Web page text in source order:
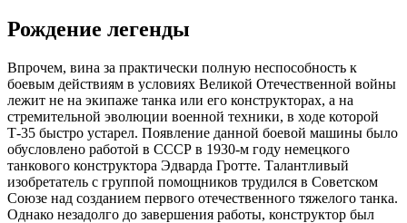
Рождение легенды
Впрочем, вина за практически полную неспособность к
боевым действиям в условиях Великой Отечественной войны
лежит не на экипаже танка или его конструкторах, а на
стремительной эволюции военной техники, в ходе которой
Т-35 быстро устарел. Появление данной боевой машины было
обусловлено работой в СССР в 1930-м году немецкого
танкового конструктора Эдварда Гротте. Талантливый
изобретатель с группой помощников трудился в Советском
Союзе над созданием первого отечественного тяжелого танка.
Однако незадолго до завершения работы, конструктор был